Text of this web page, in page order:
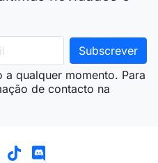
a qualquer momento. Para
de contacto na